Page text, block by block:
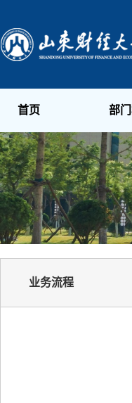
首页 部
业务流程